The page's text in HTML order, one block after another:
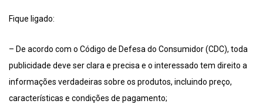
Fique ligado:
– De acordo com o Código de Defesa do Consumidor (CDC), toda
publicidade deve ser clara e precisa e o interessado tem direito a
informações verdadeiras sobre os produtos, incluindo preço,
características e condições de pagamento;